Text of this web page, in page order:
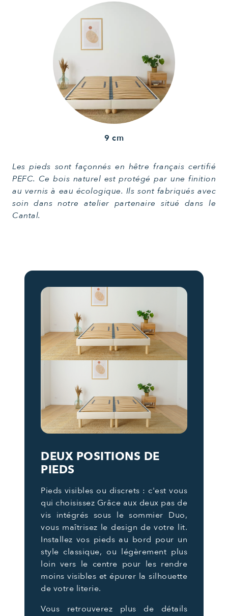
9 cm
Les pieds sont façonnés en hêtre français certifié
PEFC. Ce bois naturel est protégé par une finition
au vernis à eau écologique. Ils sont fabriqués avec
soin dans notre atelier partenaire situé dans le
Cantal.
DEUX POSITIONS DE
PIEDS
Pieds visibles ou discrets : c'est vous
qui choisissez Grâce aux deux pas de
vis intégrés sous le sommier Duo,
vous maîtrisez le design de votre lit.
Installez vos pieds au bord pour un
style classique, ou légèrement plus
loin vers le centre pour les rendre
moins visibles et épurer la silhouette
de votre literie.
Vous retrouverez plus de détails